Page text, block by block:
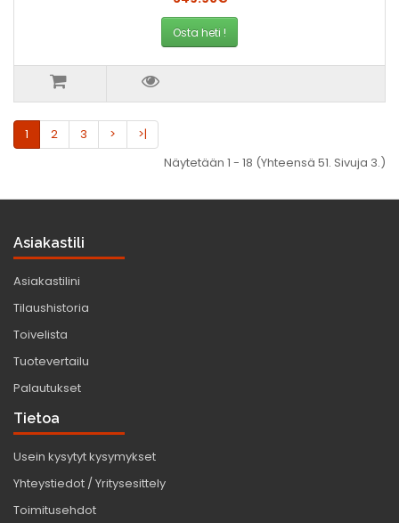
Osta heti !
1 2 3 >
>|
Näytetään 1 - 18 (Yhteensä 51. Sivuja 3.)
Asiakastili
Asiakastilini
Tilaushistoria
Toivelista
Tuotevertailu
Palautukset
Tietoa
Usein kysytyt kysymykset
Yhteystiedot / Yritysesittely
Toimitusehdot